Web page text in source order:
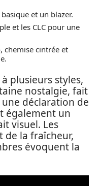
et un blazer.
et les CLC pour une
chemise cintrée et
plusieurs styles,
nostalgie, fait
une déclaration de
également un
visuel. Les
de la fraîcheur,
évoquent la